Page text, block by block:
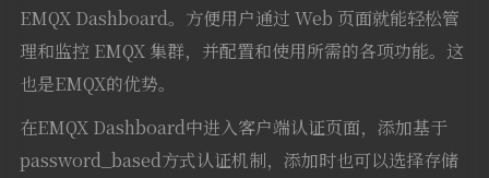
EMQX Dashboard。方便用户通过 Web 页面就能轻松管
理和监控 EMQX 集群，并配置和使用所需的各项功能。这
也是EMQX的优势。
在EMQX Dashboard中进入客户端认证页面，添加基于
password_based方式认证机制，添加时也可以选择存储